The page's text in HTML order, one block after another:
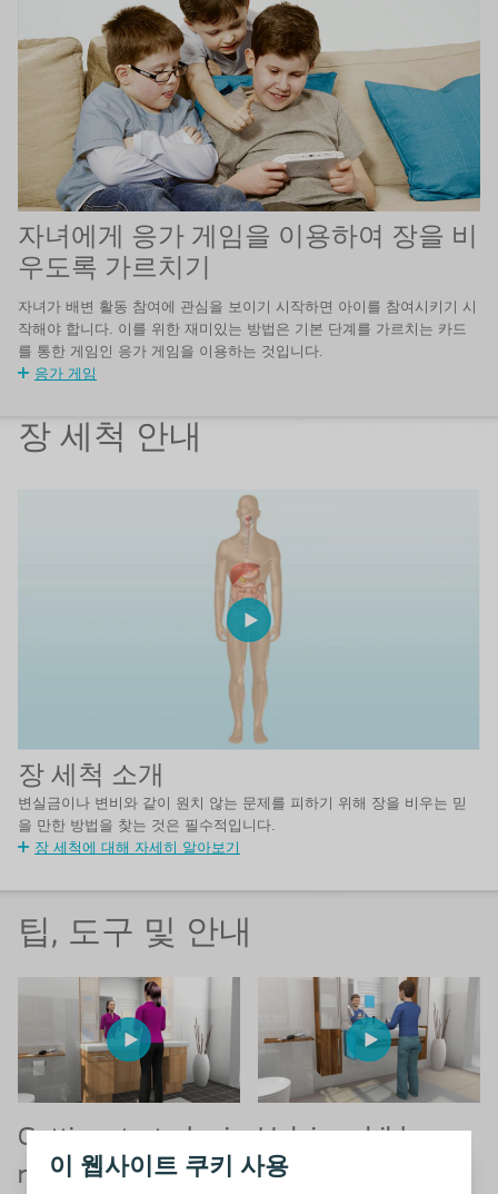
이 웹사이트 쿠키 사용
자녀에게 응가 게임을 이용하여 장을 비
우도록 가르치기
자녀가 배변 활동 참여에 관심을 보이기 시작하면 아이를 참여시키기 시
작해야 합니다. 이를 위한 재미있는 방법은 기본 단계를 가르치는 카드
를 통한 게임인 응가 게임을 이용하는 것입니다.
응가 게임
장 세척 안내
장 세척 소개
변실금이나 변비와 같이 원치 않는 문제를 피하기 위해 장을 비우는 믿
을 만한 방법을 찾는 것은 필수적입니다.
장 세척에 대해 자세히 알아보기
팁, 도구 및 안내
Getting started usi
ng Peristeen®
Helping children e
mpty their bowels